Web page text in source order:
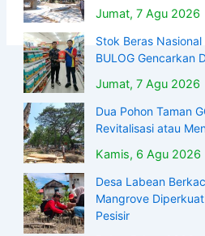
Jumat, 7 Agu 2026
Stok Beras
BULOG Gencarkan
Jumat, 7 Agu 2026
Dua Pohon Taman
Revitalisasi atau
Kamis, 6 Agu 2026
Desa Labean
Mangrove
Pesisir